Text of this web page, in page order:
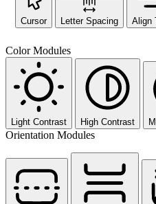
Cursor Letter Spacing Align
Color Modules
Light Contrast High Contrast
Orientation Modules